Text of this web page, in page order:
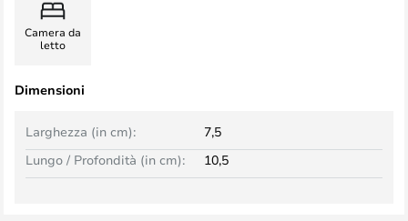
Camera da
letto
Dimensioni
Larghezza (in cm):
7,5
Lungo / Profondità (in cm):
10,5